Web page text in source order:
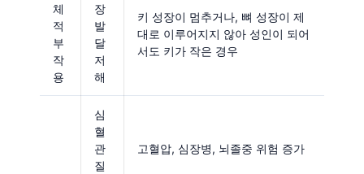
체
적
부
작
용
장
발
달
저
해
키 성장이 멈추거나, 뼈 성장이 제
대로 이루어지지 않아 성인이 되어
서도 키가 작은 경우
심
혈
관
질
고혈압, 심장병, 뇌졸중 위험 증가